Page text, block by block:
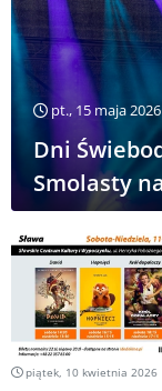
pt., 15 maja 2026
Dni
Smolasty
piątek, 10 kwietnia 2026